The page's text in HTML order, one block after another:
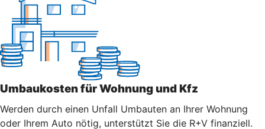
Umbaukosten für Wohnung und Kfz
Werden durch einen Unfall Umbauten an Ihrer Wohnung
oder Ihrem Auto nötig, unterstützt Sie die R+V finanziell.